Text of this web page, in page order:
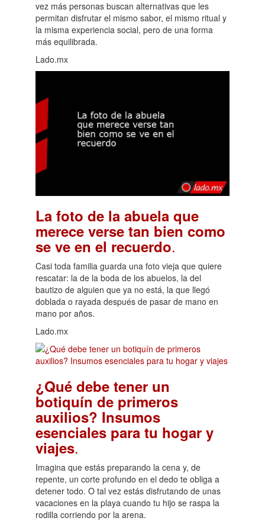
vez más personas buscan alternativas que les
permitan disfrutar el mismo sabor, el mismo ritual y
la misma experiencia social, pero de una forma
más equilibrada.
Lado.mx
La foto de la abuela que
merece verse tan bien como
se ve en el recuerdo.
Casi toda familia guarda una foto vieja que quiere
rescatar: la de la boda de los abuelos, la del
bautizo de alguien que ya no está, la que llegó
doblada o rayada después de pasar de mano en
mano por años.
Lado.mx
¿Qué debe tener un
botiquín de primeros
auxilios? Insumos
esenciales para tu hogar y
viajes.
Imagina que estás preparando la cena y, de
repente, un corte profundo en el dedo te obliga a
detener todo. O tal vez estás disfrutando de unas
vacaciones en la playa cuando tu hijo se raspa la
rodilla corriendo por la arena.